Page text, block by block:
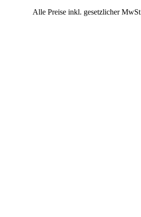
Alle Preise inkl. gesetzlicher